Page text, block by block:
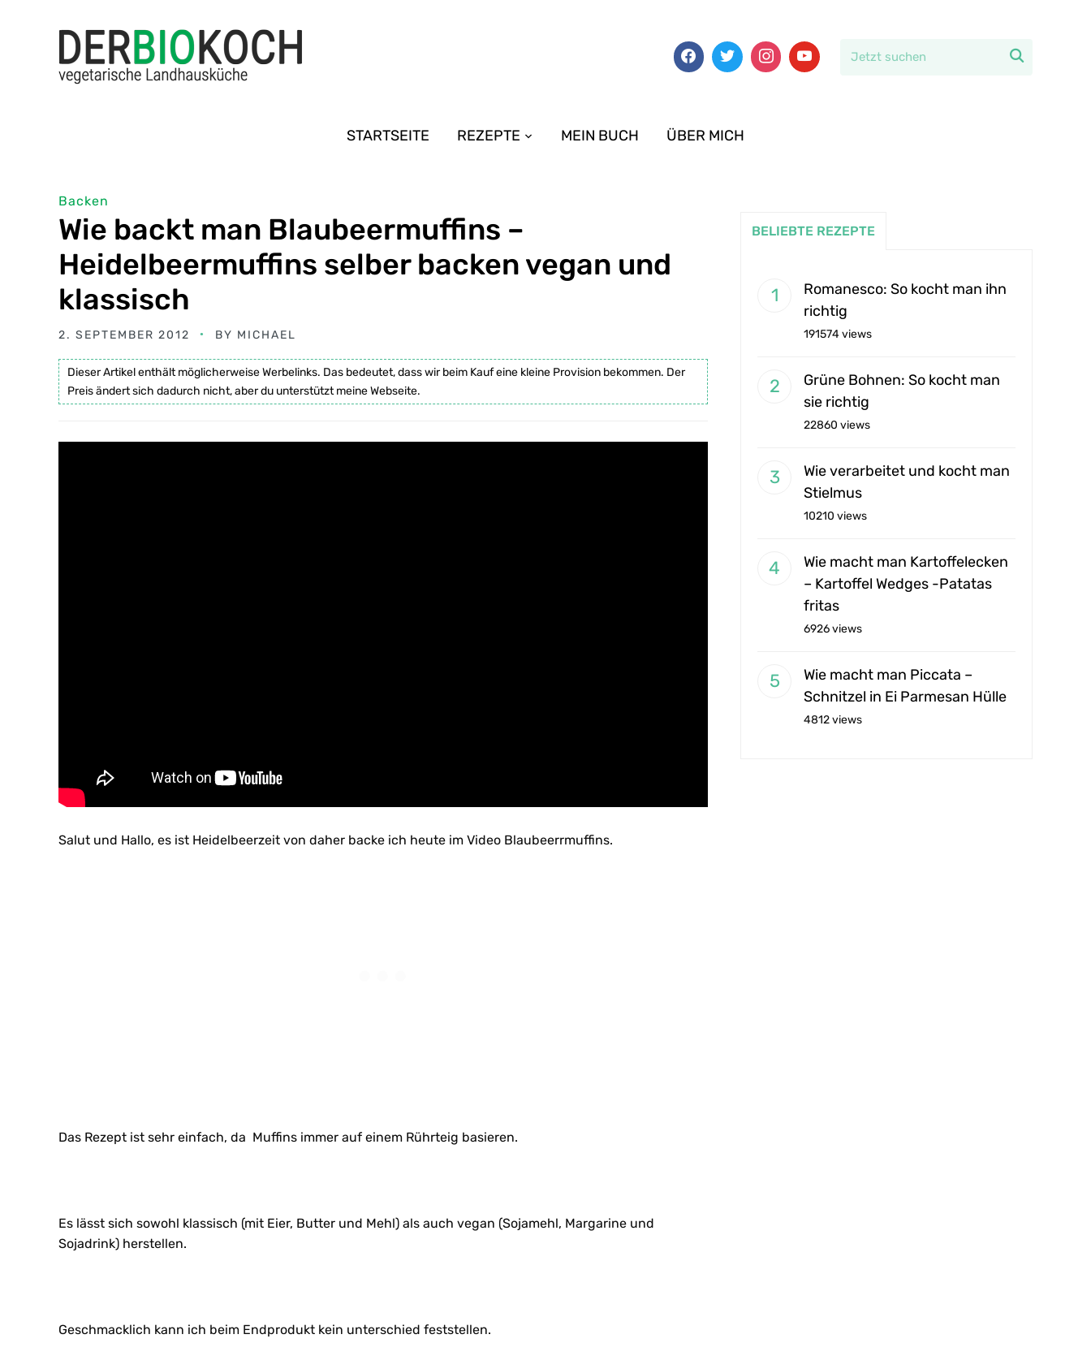

STARTSEITE REZEPTE MEIN BUCH ÜBER MICH
Backen
Wie backt man Blaubeermuffins –
Heidelbeermuffins selber backen vegan und
klassisch
2. SEPTEMBER 2012 BY MICHAEL
Dieser Artikel enthält möglicherweise Werbelinks. Das bedeutet, dass wir beim Kauf eine kleine Provision bekommen. Der
Preis ändert sich dadurch nicht, aber du unterstützt meine Webseite.
Salut und Hallo, es ist Heidelbeerzeit von daher backe ich heute im Video Blaubeerrmuffins.
Das Rezept ist sehr einfach, da Muffins immer auf einem Rührteig basieren.
Es lässt sich sowohl klassisch (mit Eier, Butter und Mehl) als auch vegan (Sojamehl, Margarine und
Sojadrink) herstellen.
Geschmacklich kann ich beim Endprodukt kein unterschied feststellen.
BELIEBTE REZEPTE
Romanesco: So kocht man ihn
richtig
191574 views
Grüne Bohnen: So kocht man
sie richtig
22860 views
Wie verarbeitet und kocht man
Stielmus
10210 views
Wie macht man Kartoffelecken
– Kartoffel Wedges -Patatas
fritas
6926 views
Wie macht man Piccata –
Schnitzel in Ei Parmesan Hülle
4812 views